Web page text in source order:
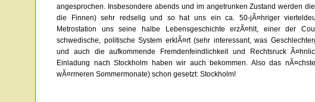
angesprochen. Insbesondere abends und im angetrunken Zustand werden
die Finnen) sehr redselig und so hat uns ein ca. 50-jÃ¤hriger
Metrostation uns seine halbe Lebensgeschichte erzÃ¤hlt, einer der
schwedische, politische System erklÃ¤rt (sehr interessant, was
und auch die aufkommende Fremdenfeindlichkeit und Rechtsruck
Einladung nach Stockholm haben wir auch bekommen. Also das
wÃ¤rmeren Sommermonate) schon gesetzt: Stockholm!